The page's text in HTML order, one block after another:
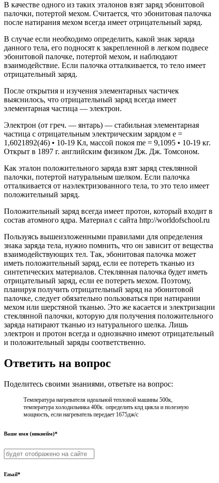
В качестве одного из таких эталонов взят заряд эбонитовой
палочки, потертой мехом. Считается, что эбонитовая палочка
после натирания мехом всегда имеет отрицатель­ный заряд.
В случае если необходимо определить, какой знак заряда
данного тела, его под­носят к закрепленной в легком подвесе
эбонитовой палочке, потертой мехом, и наблюдают
взаимодействие. Если палочка отталкивается, то тело имеет
отрицатель­ный заряд.
После открытия и изучения элементар­ных частичек
выяснилось, что отрицатель­ный заряд всегда имеет
элементарная части­ца — электрон.
Электрон (от греч. — янтарь) — стабильная элементарная
части­ца с отрицательным электриче­ским зарядом e =
1,6021892(46) • 10-19 Кл, массой покоя me = 9,1095 • 10-19 кг.
Открыт в 1897 г. английским физиком Дж. Дж. Томсоном.
Как эталон положительного заряда взят заряд стеклянной
палочки, потертой нату­ральным шелком. Если палочка
отталки­вается от наэлектризованного тела, то это тело имеет
положительный заряд.
Положительный заряд всегда имеет про­тон, который входит в
состав атомного яд­ра. Материал с сайта http://worldofschool.ru
Пользуясь вышеизложенными правила­ми для определения
знака заряда тела, нужно помнить, что он зависит от вещества
взаимодействующих тел. Так, эбонитовая па­лочка может
иметь положительный заряд, если ее потереть тканью из
синтетических материалов. Стеклянная палочка будет иметь
отрицательный заряд, если ее потереть ме­хом. Поэтому,
планируя получить отрица­тельный заряд на эбонитовой
палочке, сле­дует обязательно пользоваться при натира­нии
мехом или шерстяной тканью. Это же касается и электризации
стеклянной палоч­ки, которую для получения положительного
заряда натирают тканью из натурального шелка. Лишь
электрон и протон всегда и однозначно имеют отрицательный
и поло­жительный заряды соответственно.
Ответить на вопрос
Поделитесь своими знаниями, ответьте на вопрос:
Температура нагревателя идеальной тепловой машины 500к,
температура холодильника 400к. определить кпд цикла и полезную
мощность, если нагреватель передает 1675дж/c
Ваше имя (никнейм)*
Email*